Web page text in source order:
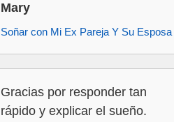
Mary
Soñar con Mi Ex Pareja Y Su Esposa
Gracias por responder tan
rápido y explicar el sueño.